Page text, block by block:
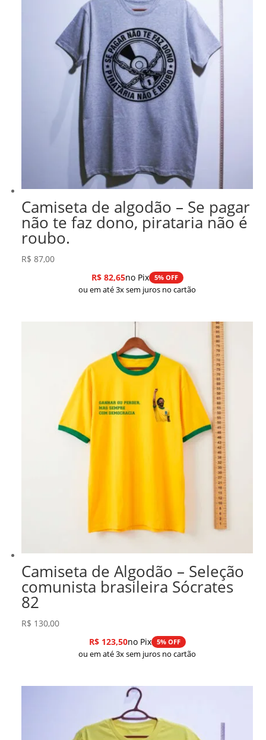
Camiseta de algodão – Se pagar
não te faz dono, pirataria não é
roubo.
R$ 87,00
R$82,65no Pix 5% OFF
ou em até 3x sem juros no cartão
Camiseta de Algodão – Seleção
comunista brasileira Sócrates
82
R$ 130,00
R$123,50no Pix 5% OFF
ou em até 3x sem juros no cartão